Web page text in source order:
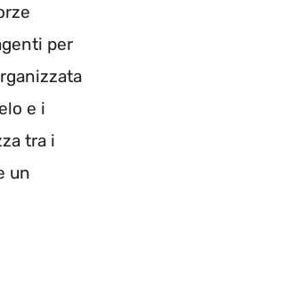
per
e i
tra i
un